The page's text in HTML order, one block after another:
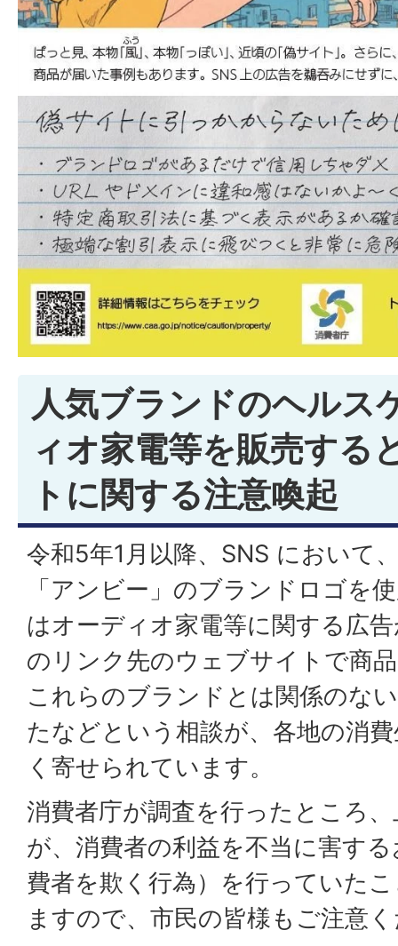
人気ブランドのヘルス
ィオ家電等を販売する
トに関する注意喚起
令和5年1月以降、SNS において
「アンビー」のブランドロゴを
はオーディオ家電等に関する広
のリンク先のウェブサイトで商
これらのブランドとは関係のな
たなどという相談が、各地の消
く寄せられています。
消費者庁が調査を行ったところ
が、消費者の利益を不当に害す
費者を欺く行為）を行っていた
ますので、市民の皆様もご注意